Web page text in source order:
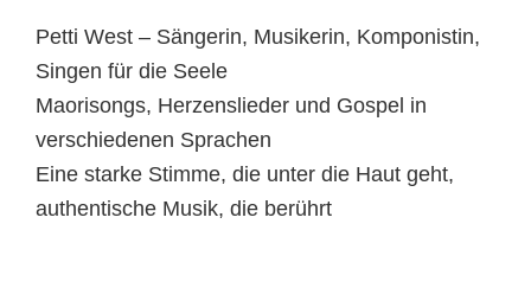
Petti West – Sängerin, Musikerin, Komponistin,
Singen für die Seele
Maorisongs, Herzenslieder und Gospel in
verschiedenen Sprachen
Eine starke Stimme, die unter die Haut geht,
authentische Musik, die berührt